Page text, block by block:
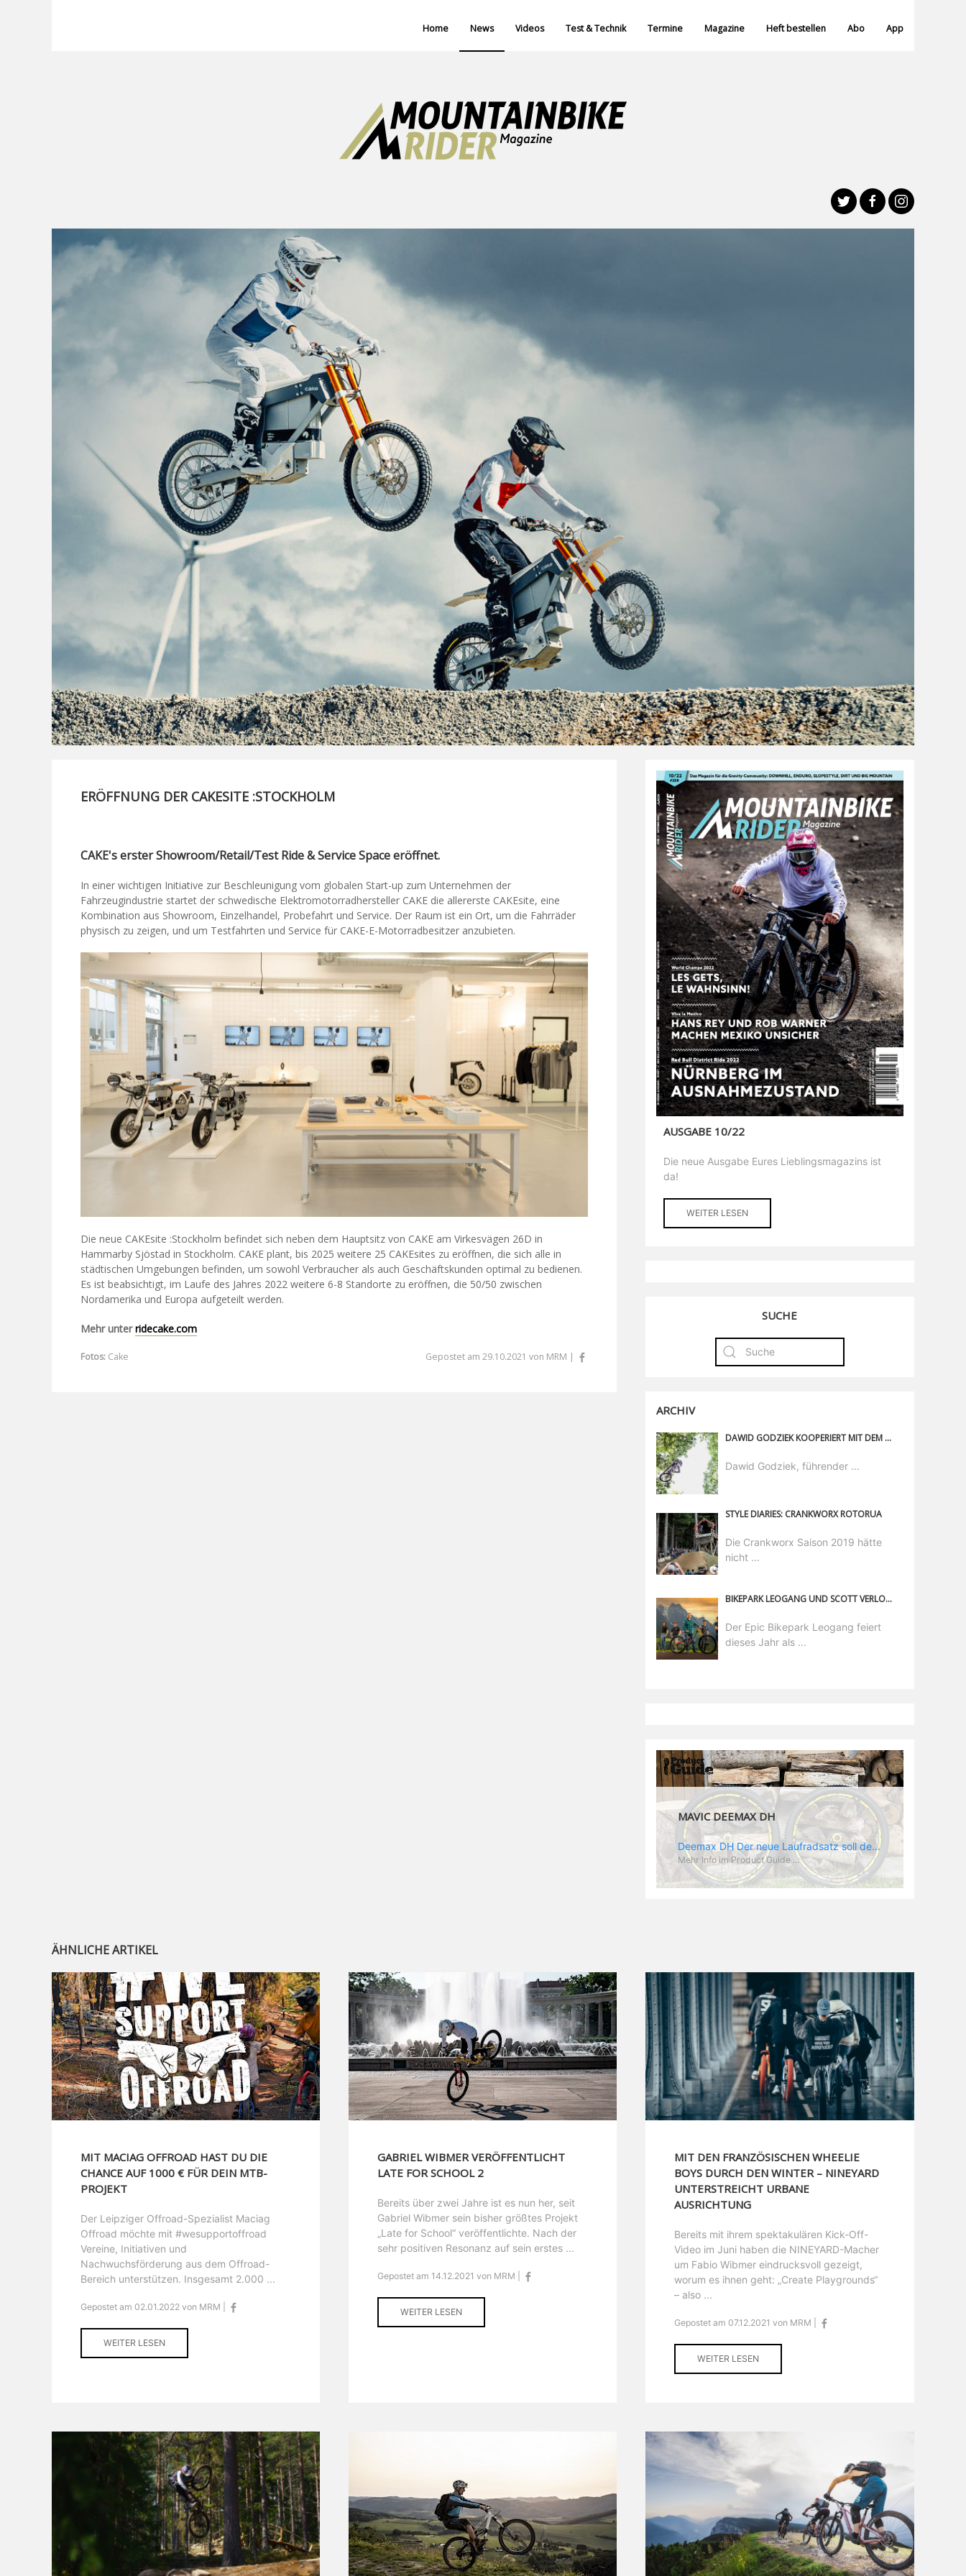
Home News Videos Test & Technik Termine Magazine Heft bestellen Abo App
ERÖFFNUNG DER CAKESITE :STOCKHOLM
CAKE's erster Showroom/Retail/Test Ride & Service Space eröffnet.
In einer wichtigen Initiative zur Beschleunigung vom globalen Start-up zum Unternehmen der
Fahrzeugindustrie startet der schwedische Elektromotorradhersteller CAKE die allererste CAKEsite, eine
Kombination aus Showroom, Einzelhandel, Probefahrt und Service. Der Raum ist ein Ort, um die Fahrräder
physisch zu zeigen, und um Testfahrten und Service für CAKE-E-Motorradbesitzer anzubieten.
Die neue CAKEsite :Stockholm befindet sich neben dem Hauptsitz von CAKE am Virkesvägen 26D in
Hammarby Sjöstad in Stockholm. CAKE plant, bis 2025 weitere 25 CAKEsites zu eröffnen, die sich alle in
städtischen Umgebungen befinden, um sowohl Verbraucher als auch Geschäftskunden optimal zu bedienen.
Es ist beabsichtigt, im Laufe des Jahres 2022 weitere 6-8 Standorte zu eröffnen, die 50/50 zwischen
Nordamerika und Europa aufgeteilt werden.
Mehr unterridecake.com
Fotos: Cake Gepostet am 29.10.2021 von MRM |
AUSGABE 10/22
Die neue Ausgabe Eures Lieblingsmagazins ist
da!
WEITER LESEN
SUCHE
ARCHIV
DAWID GODZIEK KOOPERIERT MIT DEM HELM- UND SICHERHEITSEXPERTEN ABUS
Dawid Godziek, führender ...
STYLE DIARIES: CRANKWORX ROTORUA
Die Crankworx Saison 2019 hätte
nicht ...
BIKEPARK LEOGANG UND SCOTT VERLOSEN EINZIGARTIGES GAMBLER 900 TUNED #20EPICYEARS EDITION DOWNHILL-BIKE
Der Epic Bikepark Leogang feiert
dieses Jahr als ...
MAVIC DEEMAX PRO
Deemax Pro Schuh Vielleicht fragt ihr euch, was ein Schuh mit Deemax zu tun hat? Nun, hier spielt vor allem der Einsatzzweck eine Rolle: Deemax steht für Gravity pur und dafür ist auch der neue Schuh gedacht, der vor allem den Ideen von Downhill Legende Fabien Barel entspricht. Der Schuh soll ganz der Deemax Philosophie entsprechen: kompromisslose Funktion, effizient und hoher Komfort standen auf der Wunschliste von Fabien. Und das kam dabei heraus: - die neue „Energy Grip AM“ Sohle bietet maximale Stabilität und optimalen Grip auf dem Pedal. - die „Ergo Fit“ Innensohle soll super hohen Komfort bieten und optimal sitzen und zwar den ganzen Tag lang. - eine 3D-Mesch-Konstruktion soll den Fuß belüften und sowohl bei Sonne also auch unter kühlen Bedingungen für optimales Fußklima sorgen - die Assymetrische Konstruktion mit höherem Seitenteil innen soll den Knöchel optimal schützen - extra Schutz für die Zehen und die Fersen
Mehr Info im Product Guide ...
ÄHNLICHE ARTIKEL
MIT MACIAG OFFROAD HAST DU DIE
CHANCE AUF 1000 € FÜR DEIN MTB-
PROJEKT
Der Leipziger Offroad-Spezialist Maciag
Offroad möchte mit #wesupportoffroad
Vereine, Initiativen und
Nachwuchsförderung aus dem Offroad-
Bereich unterstützen. Insgesamt 2.000 ...
Gepostet am 02.01.2022 von MRM |
WEITER LESEN
GABRIEL WIBMER VERÖFFENTLICHT
LATE FOR SCHOOL 2
Bereits über zwei Jahre ist es nun her, seit
Gabriel Wibmer sein bisher größtes Projekt
„Late for School“ veröffentlichte. Nach der
sehr positiven Resonanz auf sein erstes ...
Gepostet am 14.12.2021 von MRM |
WEITER LESEN
MIT DEN FRANZÖSISCHEN WHEELIE
BOYS DURCH DEN WINTER – NINEYARD
UNTERSTREICHT URBANE
AUSRICHTUNG
Bereits mit ihrem spektakulären Kick-Off-
Video im Juni haben die NINEYARD-Macher
um Fabio Wibmer eindrucksvoll gezeigt,
worum es ihnen geht: „Create Playgrounds“
– also ...
Gepostet am 07.12.2021 von MRM |
WEITER LESEN